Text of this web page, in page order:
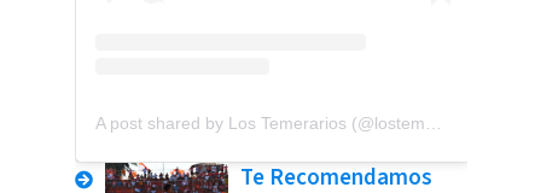
Te Recomendamos